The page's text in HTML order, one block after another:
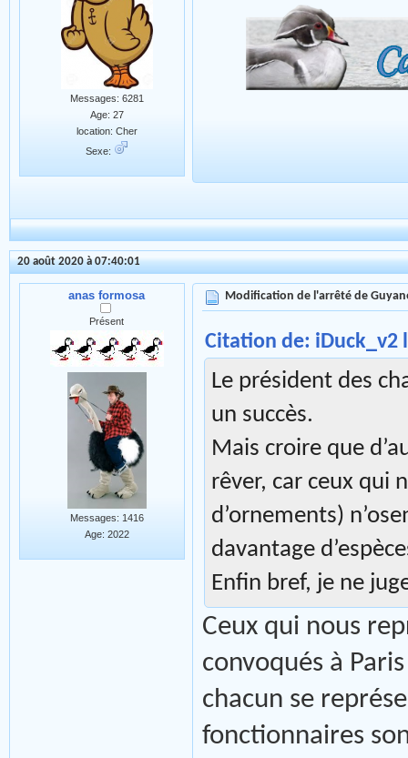
Messages: 6281
Age: 27
location: Cher
Sexe:
20 août 2020 à 07:40:01
anas formosa
Présent
Messages: 1416
Age: 2022
Modification de l'arrêté de
Citation de: iDuck_v2
Le président des
un succès.
Mais croire que
rêver, car ceux qui
d’ornements)
davantage
Enfin bref, je ne
Ceux qui nous
convoqués à
chacun se
fonctionnaires